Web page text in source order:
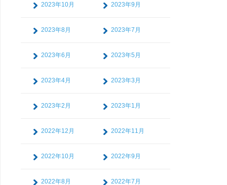
2023年10月 2023年9月
2023年8月 2023年7月
2023年6月 2023年5月
2023年4月 2023年3月
2023年2月 2023年1月
2022年12月 2022年11月
2022年10月 2022年9月
2022年8月 2022年7月